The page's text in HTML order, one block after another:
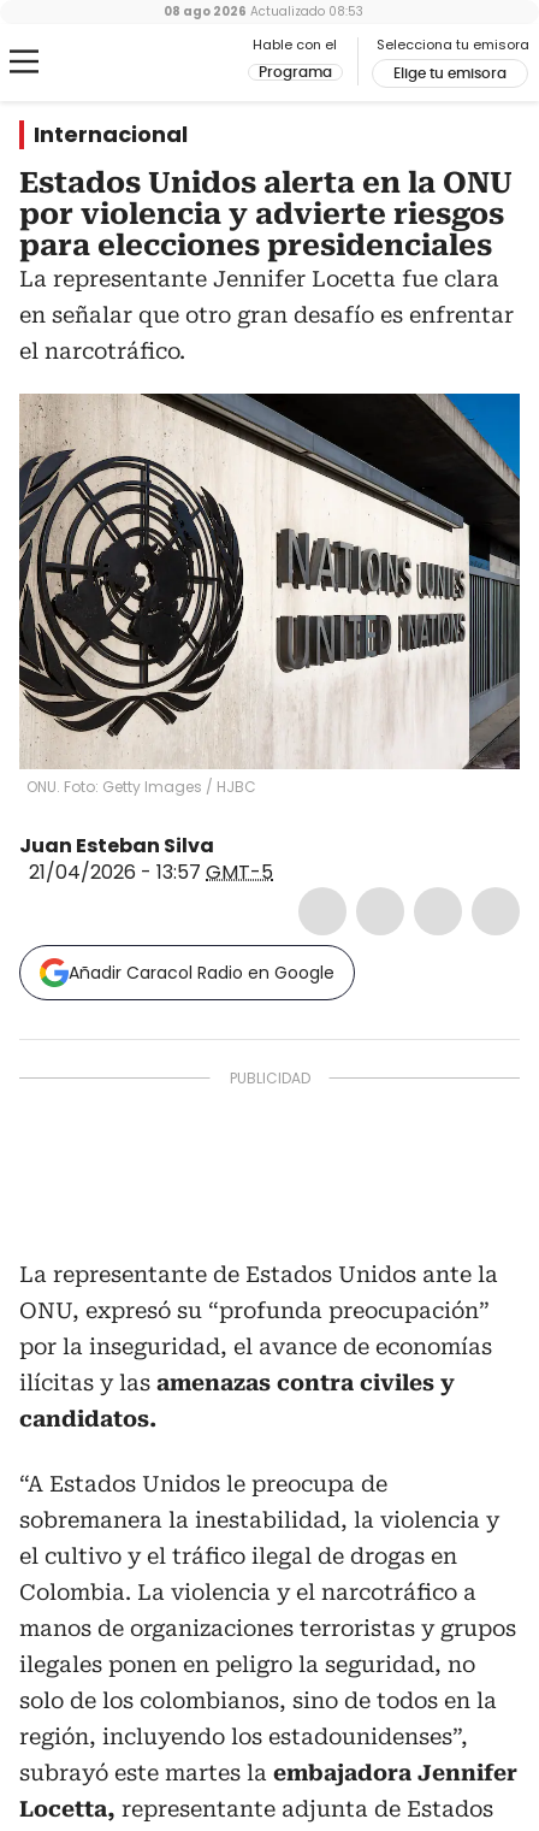
Hable con el
Programa
Selecciona tu emisora
Elige tu emisora
08 ago 2026 Actualizado 08:53
Internacional
Estados Unidos alerta en la ONU
por violencia y advierte riesgos
para elecciones presidenciales
La representante Jennifer Locetta fue clara
en señalar que otro gran desafío es enfrentar
el narcotráfico.
ONU. Foto: Getty Images / HJBC
Juan Esteban Silva
21/04/2026 - 13:57 GMT-5
Añadir Caracol Radio en Google
La representante de Estados Unidos ante la
ONU, expresó su “profunda preocupación”
por la inseguridad, el avance de economías
ilícitas y las amenazas contra civiles y
candidatos.
“A Estados Unidos le preocupa de
sobremanera la inestabilidad, la violencia y
el cultivo y el tráfico ilegal de drogas en
Colombia. La violencia y el narcotráfico a
manos de organizaciones terroristas y grupos
ilegales ponen en peligro la seguridad, no
solo de los colombianos, sino de todos en la
región, incluyendo los estadounidenses”,
subrayó este martes la embajadora Jennifer
Locetta, representante adjunta de Estados